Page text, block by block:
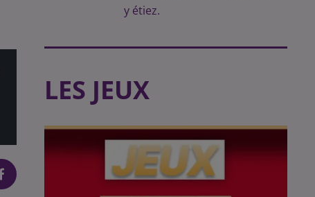
y étiez.
LES JEUX